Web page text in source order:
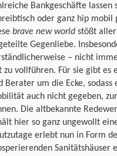
Bankgeschäfte lassen
oder ganz hip mobil
brave new world stößt
Gegenliebe.
– nicht
zu vollführen. Für sie gibt es
Berater um die Ecke,
auch nicht gegeben,
Die altbekannte
hier so ganz ungewollt
erlebt nun in Form
Sanitätshäuser